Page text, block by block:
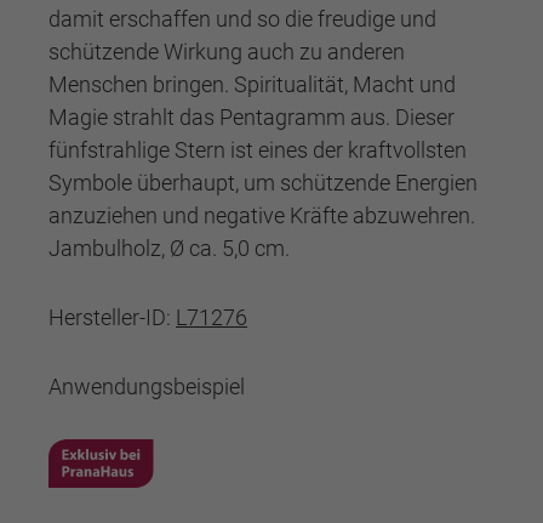
damit erschaffen und so die freudige und
schützende Wirkung auch zu anderen
Menschen bringen. Spiritualität, Macht und
Magie strahlt das Pentagramm aus. Dieser
fünfstrahlige Stern ist eines der kraftvollsten
Symbole überhaupt, um schützende Energien
anzuziehen und negative Kräfte abzuwehren.
Jambulholz, Ø ca. 5,0 cm.
Hersteller-ID: L71276
Anwendungsbeispiel